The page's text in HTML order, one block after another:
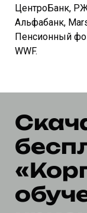
ЦентроБанк,
Альфабанк,
Пенсионный
WWF.